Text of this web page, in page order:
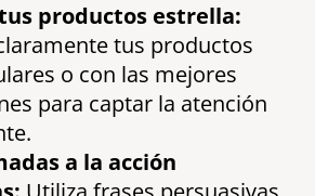
productos estrella:
tus productos
o con las mejores
para captar la atención
a la acción